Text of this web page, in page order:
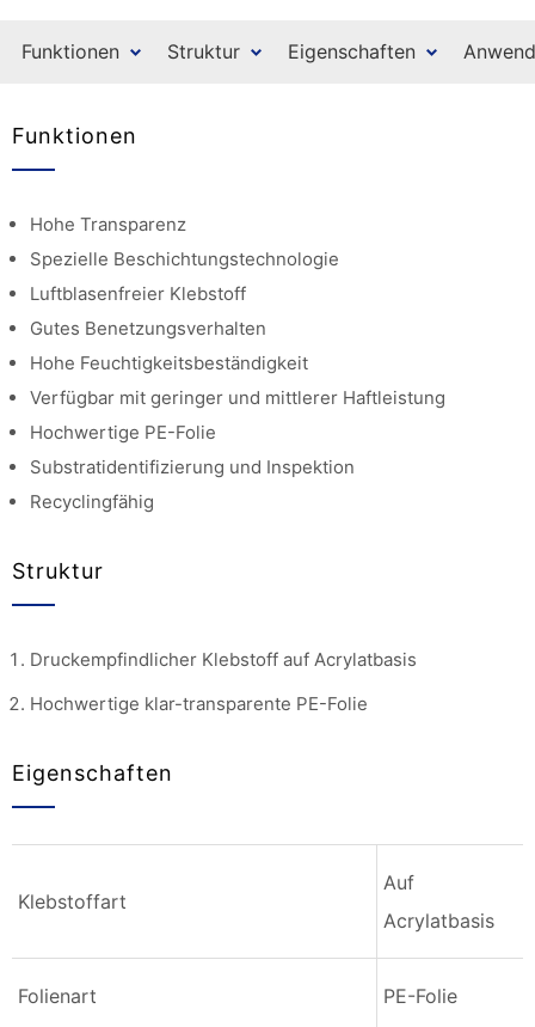
Funktionen Struktur Eigenschaften
Funktionen
Hohe Transparenz
Spezielle Beschichtungstechnologie
Luftblasenfreier Klebstoff
Gutes Benetzungsverhalten
Hohe Feuchtigkeitsbeständigkeit
Verfügbar mit geringer und mittlerer Haftleistung
Hochwertige PE-Folie
Substratidentifizierung und Inspektion
Recyclingfähig
Struktur
Druckempfindlicher Klebstoff auf Acrylatbasis
Hochwertige klar-transparente PE-Folie
Eigenschaften
Klebstoffart
Auf
Acrylatbasis
Folienart PE-Folie